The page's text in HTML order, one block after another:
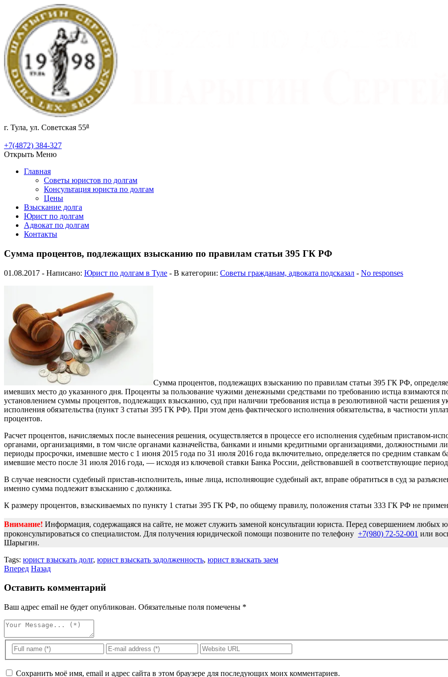
г. Тула, ул. Советская 55а
+7(4872) 384-327
Открыть Меню
Главная
Советы юристов по долгам
Консультация юриста по долгам
Цены
Взыскание долга
Юрист по долгам
Адвокат по долгам
Контакты
Сумма процентов, подлежащих взысканию по правилам статьи 395 ГК РФ
01.08.2017 - Написано: Юрист по долгам в Туле - В категории: Советы гражданам, адвоката подсказал - No responses
Сумма процентов, подлежащих взысканию по правилам статьи 395 ГК РФ,
имевших место до указанного дня. Проценты за пользование чужими денежными средствами по требованию истца взимаются
установлением суммы процентов, подлежащих взысканию, суд при наличии требования истца в резолютивной части решения
исполнения обязательства (пункт 3 статьи 395 ГК РФ). При этом день фактического исполнения обязательства, в частности
процентов.
Расчет процентов, начисляемых после вынесения решения, осуществляется в процессе его исполнения судебным приставом-
органами, организациями, в том числе органами казначейства, банками и иными кредитными организациями, должностными
периоды просрочки, имевшие место с 1 июня 2015 года по 31 июля 2016 года включительно, определяется по средним ставкам
имевшие место после 31 июля 2016 года, — исходя из ключевой ставки Банка России, действовавшей в соответствующие
В случае неясности судебный пристав-исполнитель, иные лица, исполняющие судебный акт, вправе обратиться в суд за
именно сумма подлежит взысканию с должника.
К размеру процентов, взыскиваемых по пункту 1 статьи 395 ГК РФ, по общему правилу, положения статьи 333 ГК РФ не
Внимание! Информация, содержащаяся на сайте, не может служить заменой консультации юриста. Перед совершением любых
проконсультироваться со специалистом. Для получения юридической помощи позвоните по телефону +7(980) 72-52-001 или
Шарыгин.
Tags: юрист взыскать долг, юрист взыскать задолженность, юрист взыскать заем
Вперед Назад
Оставить комментарий
Ваш адрес email не будет опубликован. Обязательные поля помечены *
Сохранить моё имя, email и адрес сайта в этом браузере для последующих моих комментариев.